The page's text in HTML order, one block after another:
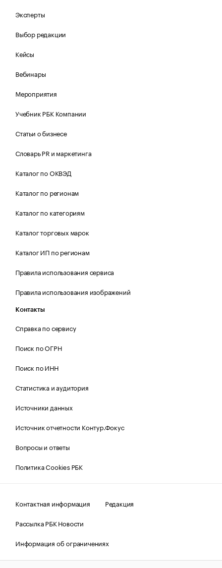
Эксперты
Выбор редакции
Кейсы
Вебинары
Мероприятия
Учебник РБК Компании
Статьи о бизнесе
Словарь PR и маркетинга
Каталог по ОКВЭД
Каталог по регионам
Каталог по категориям
Каталог торговых марок
Каталог ИП по регионам
Правила использования сервиса
Правила использования изображений
Контакты
Справка по сервису
Поиск по ОГРН
Поиск по ИНН
Статистика и аудитория
Источники данных
Источник отчетности Контур.Фокус
Вопросы и ответы
Политика Cookies РБК
Контактная информация
Редакция
Рассылка РБК Новости
Информация об ограничениях
Правовая информация
О соблюдении авторских прав